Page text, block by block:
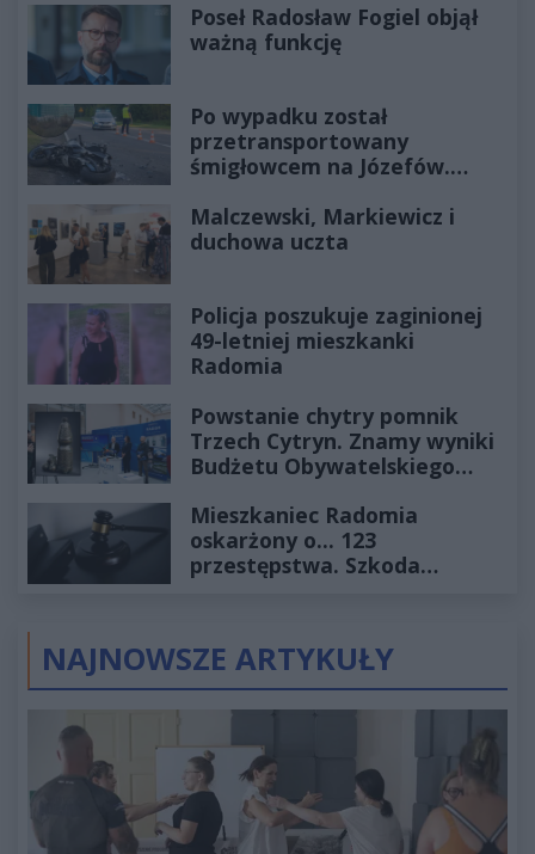
Poseł Radosław Fogiel objął
ważną funkcję
Po wypadku został
przetransportowany
śmigłowcem na Józefów.
Malczewski, Markiewicz i
duchowa uczta
Policja poszukuje zaginionej
49-letniej mieszkanki
Radomia
Powstanie chytry pomnik
Trzech Cytryn. Znamy wyniki
Budżetu Obywatelskiego
Mieszkaniec Radomia
oskarżony o... 123
przestępstwa. Szkoda
NAJNOWSZE ARTYKUŁY